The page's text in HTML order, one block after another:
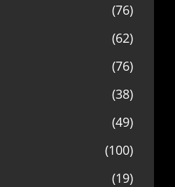
(76)
(62)
(76)
(38)
(49)
(100)
(19)